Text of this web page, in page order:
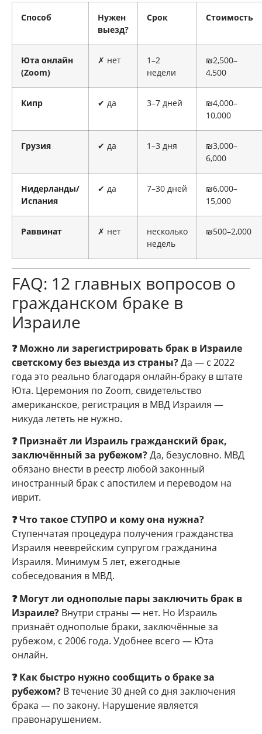
Способ
Нужен
выезд?
Срок Стоимость
Юта онлайн
(Zoom)
✗ нет
1–2
недели
₪2,500–
4,500
Кипр ✔ да 3–7 дней
₪4,000–
10,000
Грузия ✔ да 1–3 дня
₪3,000–
6,000
Нидерланды/
Испания
✔ да 7–30 дней
₪6,000–
15,000
Раввинат ✗ нет
несколько
недель
₪500–2,000
FAQ: 12 главных вопросов о
гражданском браке в
Израиле
❓ Можно ли зарегистрировать брак в Израиле
светскому без выезда из страны?Да — с 2022
года это реально благодаря онлайн-браку в штате
Юта. Церемония по Zoom, свидетельство
американское, регистрация в МВД Израиля —
никуда лететь не нужно.
❓ Признаёт ли Израиль гражданский брак,
заключённый за рубежом?Да, безусловно. МВД
обязано внести в реестр любой законный
иностранный брак с апостилем и переводом на
иврит.
❓ Что такое СТУПРО и кому она нужна?
Ступенчатая процедура получения гражданства
Израиля нееврейским супругом гражданина
Израиля. Минимум 5 лет, ежегодные
собеседования в МВД.
❓ Могут ли однополые пары заключить брак в
Израиле? Внутри страны — нет. Но Израиль
признаёт однополые браки, заключённые за
рубежом, с 2006 года. Удобнее всего — Юта
онлайн.
❓ Как быстро нужно сообщить о браке за
рубежом? В течение 30 дней со дня заключения
брака — по закону. Нарушение является
правонарушением.